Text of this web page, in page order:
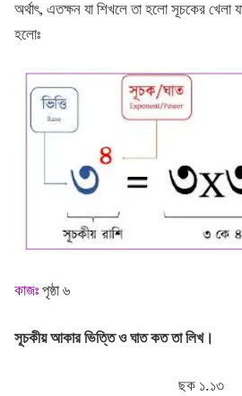
অর্থাৎ, এতক্ষন যা শিখলে তা হলো সূচকের খেলা
হলোঃ
কাজঃপৃষ্ঠা ৬
সূচকীয় আকার ভিত্তি ও ঘাত কত তা লিখ।
ছক ১.১৩